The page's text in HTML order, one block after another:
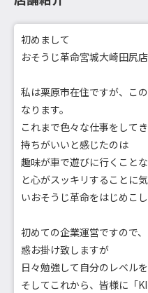
初めまして
おそうじ革命宮城大崎田尻
私は栗原市在住ですが、こ
なります。
これまで色々な仕事をして
持ちがいいと感じたのは
趣味が車で遊びに行くこと
と心がスッキリすることに
いおそうじ革命をはじめこし
初めての企業運営ですので
惑お掛け致しますが
日々勉強して自分のレベル
そしてこれから、皆様に「